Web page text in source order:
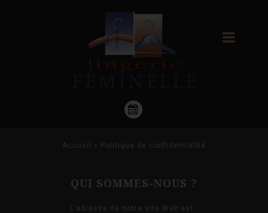
Accueil » Politique de confidentialité
QUI SOMMES-NOUS ?
L’adresse de notre site Web est :